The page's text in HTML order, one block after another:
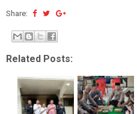
Share:
Related Posts: